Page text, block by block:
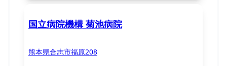
国立病院機構 菊池病院
熊本県合志市福原208